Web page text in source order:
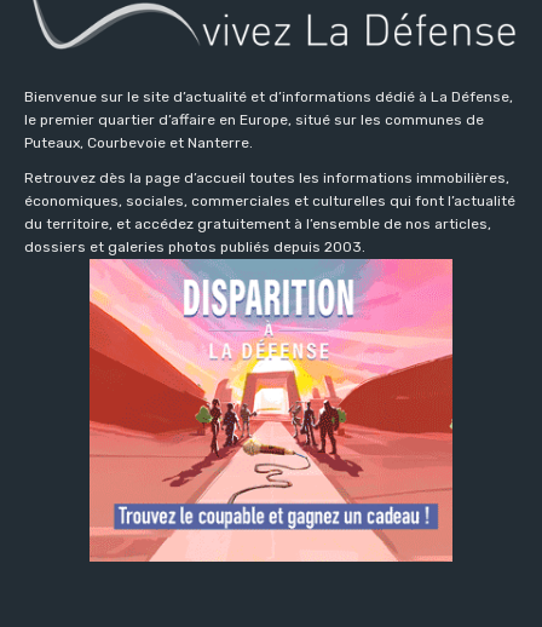
Bienvenue sur le site d’actualité et d’informations dédié à La Défense,
le premier quartier d’affaire en Europe, situé sur les communes de
Puteaux, Courbevoie et Nanterre.
Retrouvez dès la page d’accueil toutes les informations immobilières,
économiques, sociales, commerciales et culturelles qui font l’actualité
du territoire, et accédez gratuitement à l’ensemble de nos articles,
dossiers et galeries photos publiés depuis 2003.